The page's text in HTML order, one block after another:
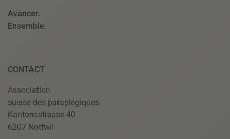
Avancer.
Ensemble.
CONTACT
Association
suisse des paraplégiques
Kantonsstrasse 40
6207 Nottwil